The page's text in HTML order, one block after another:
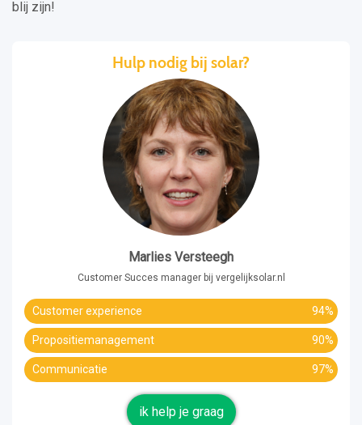
blij zijn!
Hulp nodig bij solar?
Marlies Versteegh
Customer Succes manager bij vergelijksolar.nl
Customer experience 94%
Propositiemanagement 90%
Communicatie 97%
ik help je graag